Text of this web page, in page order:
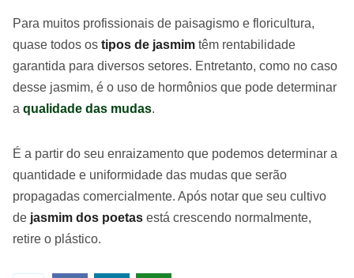
Para muitos profissionais de paisagismo e floricultura,
quase todos os tipos de jasmim têm rentabilidade
garantida para diversos setores. Entretanto, como no caso
desse jasmim, é o uso de hormônios que pode determinar
a qualidade das mudas.
É a partir do seu enraizamento que podemos determinar a
quantidade e uniformidade das mudas que serão
propagadas comercialmente. Após notar que seu cultivo
de jasmim dos poetas está crescendo normalmente,
retire o plástico.